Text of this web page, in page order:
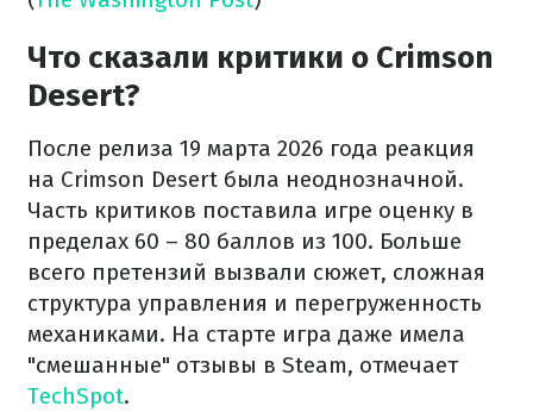
Что сказали критики о Crimson
Desert?
После релиза 19 марта 2026 года реакция
на Crimson Desert была неоднозначной.
Часть критиков поставила игре оценку в
пределах 60 – 80 баллов из 100. Больше
всего претензий вызвали сюжет, сложная
структура управления и перегруженность
механиками. На старте игра даже имела
"смешанные" отзывы в Steam, отмечает
TechSpot.